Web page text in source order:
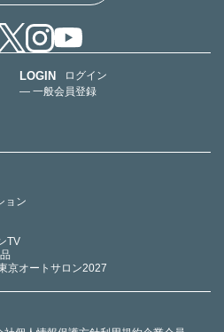
LOGIN
ログイン
— 一般会員登録
ョン
TV
京オートサロン2027